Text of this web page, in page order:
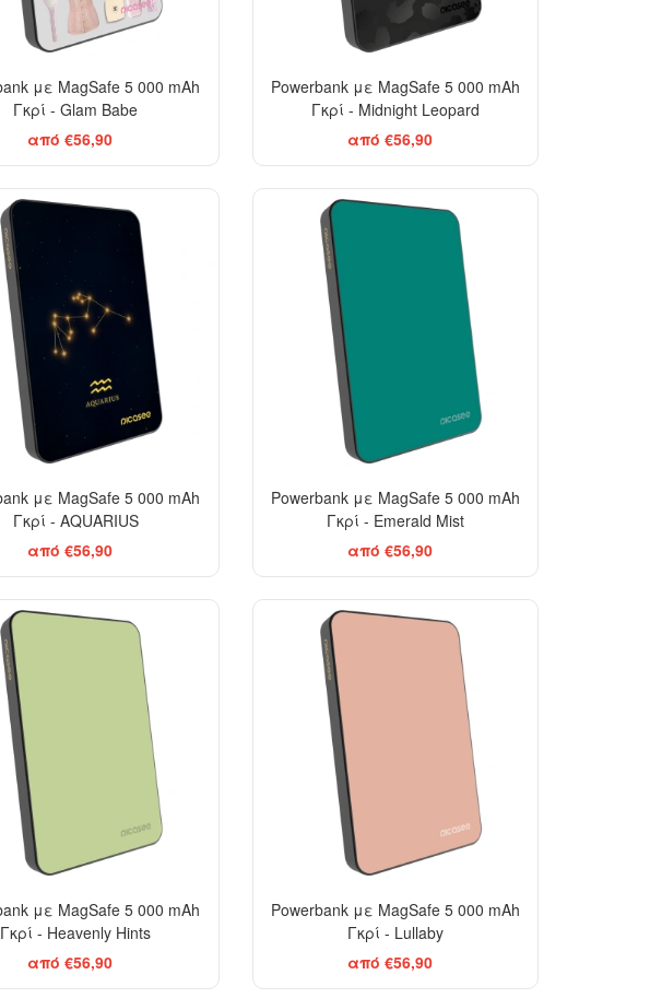
με MagSafe 5 000 mAh
Γκρί - Glam Babe
από €56,90
Powerbank με MagSafe 5 000 mAh
Γκρί - Midnight Leopard
από €56,90
με MagSafe 5 000 mAh
Γκρί - AQUARIUS
από €56,90
Powerbank με MagSafe 5 000 mAh
Γκρί - Emerald Mist
από €56,90
με MagSafe 5 000 mAh
Γκρί - Heavenly Hints
από €56,90
Powerbank με MagSafe 5 000 mAh
Γκρί - Lullaby
από €56,90